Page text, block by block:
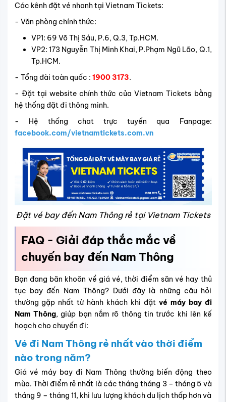
Các kênh đặt vé nhanh tại Vietnam Tickets:
- Văn phòng chính thức:
VP1: 69 Võ Thị Sáu, P.6, Q.3, Tp.HCM.
VP2: 173 Nguyễn Thị Minh Khai, P.Phạm Ngũ Lão, Q.1,
Tp.HCM.
- Tổng đài toàn quốc : 1900 3173.
- Đặt tại website chính thức của Vietnam Tickets bằng
hệ thống đặt đi thông minh.
- Hệ thống chat trực tuyến qua Fanpage:
facebook.com/vietnamtickets.com.vn
Đặt vé bay đến Nam Thông rẻ tại Vietnam Tickets
FAQ - Giải đáp thắc mắc về
chuyến bay đến Nam Thông
Bạn đang băn khoăn về giá vé, thời điểm săn vé hay thủ
tục bay đến Nam Thông? Dưới đây là những câu hỏi
thường gặp nhất từ hành khách khi đặt vé máy bay đi
Nam Thông, giúp bạn nắm rõ thông tin trước khi lên kế
hoạch cho chuyến đi:
Vé đi Nam Thông rẻ nhất vào thời điểm
nào trong năm?
Giá vé máy bay đi Nam Thông thường biến động theo
mùa. Thời điểm rẻ nhất là các tháng tháng 3 – tháng 5 và
tháng 9 – tháng 11, khi lưu lượng khách du lịch thấp hơn và